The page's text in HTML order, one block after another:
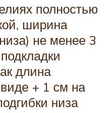
полностью
ширина
не менее 3
длина
+ 1 см на
низа